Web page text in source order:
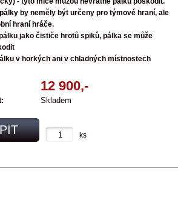
by neměly být určeny pro týmové hraní, ale
hraní hráče.
jako čističe hrotů spiků, pálka se může
v horkých ani v chladných místnostech
12 900,-
Skladem
ks